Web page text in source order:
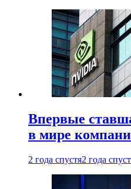
Впервые
в мире
2 года спустя2 года